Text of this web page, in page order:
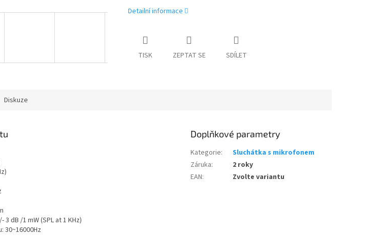
Detailní informace
TISK ZEPTAT SE SDÍLET
Diskuze
dB /1 mW (SPL at 1 KHz)
30~16000Hz
Doplňkové parametry
Kategorie:
Sluchátka s mikrofonem
Záruka:
2 roky
EAN: Zvolte variantu